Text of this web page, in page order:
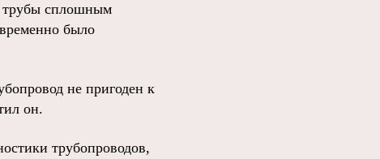
трубы сплошным
было
не пригоден к
он.
трубопроводов,